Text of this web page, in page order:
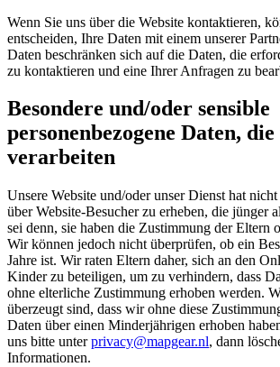
Wenn Sie uns über die Website kontaktieren,
entscheiden, Ihre Daten mit einem unserer
Daten beschränken sich auf die Daten, die
zu kontaktieren und eine Ihrer Anfragen zu
Besondere und/oder sensible
personenbezogene Daten,
verarbeiten
Unsere Website und/oder unser Dienst hat
über Website-Besucher zu erheben, die jünger
sei denn, sie haben die Zustimmung der Eltern
Wir können jedoch nicht überprüfen, ob ein
Jahre ist. Wir raten Eltern daher, sich an den
Kinder zu beteiligen, um zu verhindern, dass
ohne elterliche Zustimmung erhoben werden.
überzeugt sind, dass wir ohne diese
Daten über einen Minderjährigen erhoben
uns bitte unterprivacy@mapgear.nl, dann
Informationen.